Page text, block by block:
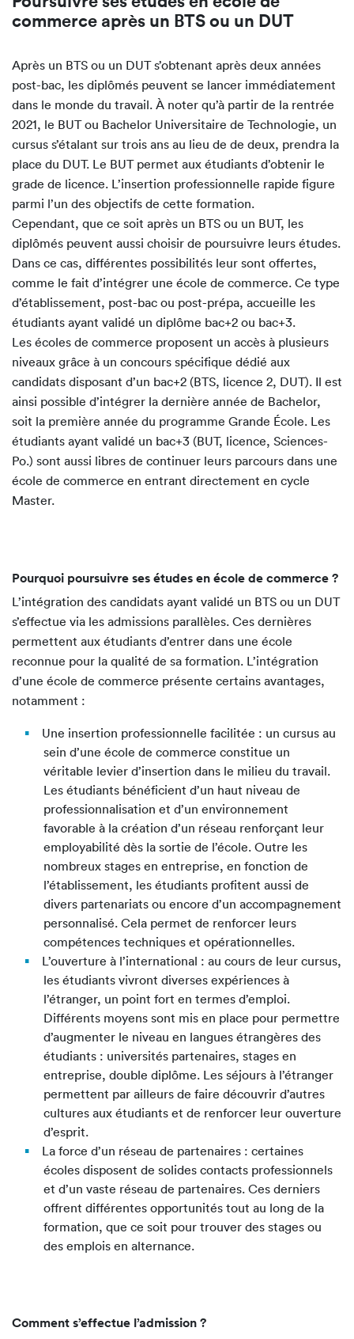
commerce après un BTS ou un DUT
Après un BTS ou un DUT s’obtenant après deux années
post-bac, les diplômés peuvent se lancer immédiatement
dans le monde du travail. À noter qu’à partir de la rentrée
2021, le BUT ou Bachelor Universitaire de Technologie, un
cursus s’étalant sur trois ans au lieu de de deux, prendra la
place du DUT. Le BUT permet aux étudiants d’obtenir le
grade de licence. L’insertion professionnelle rapide figure
parmi l’un des objectifs de cette formation.
Cependant, que ce soit après un BTS ou un BUT, les
diplômés peuvent aussi choisir de poursuivre leurs études.
Dans ce cas, différentes possibilités leur sont offertes,
comme le fait d’intégrer une école de commerce. Ce type
d’établissement, post-bac ou post-prépa, accueille les
étudiants ayant validé un diplôme bac+2 ou bac+3.
Les écoles de commerce proposent un accès à plusieurs
niveaux grâce à un concours spécifique dédié aux
candidats disposant d’un bac+2 (BTS, licence 2, DUT). Il est
ainsi possible d’intégrer la dernière année de Bachelor,
soit la première année du programme Grande École. Les
étudiants ayant validé un bac+3 (BUT, licence, Sciences-
Po.) sont aussi libres de continuer leurs parcours dans une
école de commerce en entrant directement en cycle
Master.
Pourquoi poursuivre ses études en école de commerce ?
L’intégration des candidats ayant validé un BTS ou un DUT
s’effectue via les admissions parallèles. Ces dernières
permettent aux étudiants d’entrer dans une école
reconnue pour la qualité de sa formation. L’intégration
d’une école de commerce présente certains avantages,
notamment :
Une insertion professionnelle facilitée : un cursus au
sein d’une école de commerce constitue un
véritable levier d’insertion dans le milieu du travail.
Les étudiants bénéficient d’un haut niveau de
professionnalisation et d’un environnement
favorable à la création d’un réseau renforçant leur
employabilité dès la sortie de l’école. Outre les
nombreux stages en entreprise, en fonction de
l’établissement, les étudiants profitent aussi de
divers partenariats ou encore d’un accompagnement
personnalisé. Cela permet de renforcer leurs
compétences techniques et opérationnelles.
L’ouverture à l’international : au cours de leur cursus,
les étudiants vivront diverses expériences à
l’étranger, un point fort en termes d’emploi.
Différents moyens sont mis en place pour permettre
d’augmenter le niveau en langues étrangères des
étudiants : universités partenaires, stages en
entreprise, double diplôme. Les séjours à l’étranger
permettent par ailleurs de faire découvrir d’autres
cultures aux étudiants et de renforcer leur ouverture
d’esprit.
La force d’un réseau de partenaires : certaines
écoles disposent de solides contacts professionnels
et d’un vaste réseau de partenaires. Ces derniers
offrent différentes opportunités tout au long de la
formation, que ce soit pour trouver des stages ou
des emplois en alternance.
Comment s’effectue l’admission ?